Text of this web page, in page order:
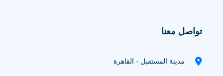
تواصل معنا
مدينة المستقبل - القاهرة